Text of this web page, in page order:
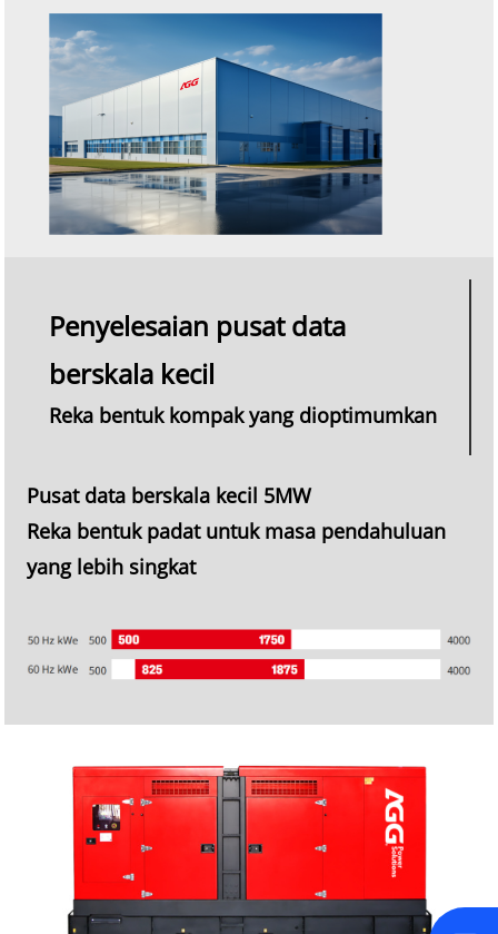
Penyelesaian pusat data
berskala kecil
Reka bentuk kompak yang dioptimumkan
Pusat data berskala kecil 5MW
Reka bentuk padat untuk masa pendahuluan
yang lebih singkat